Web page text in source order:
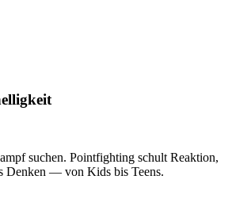
suchen. Pointfighting schult Reaktion,
Denken — von Kids bis Teens.